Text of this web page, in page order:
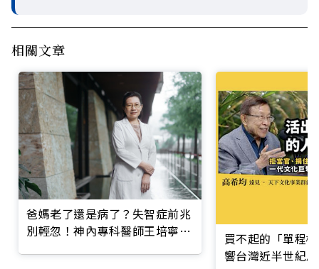
相關文章
爸媽老了還是病了？失智症前兆
別輕忽！神內專科醫師王培寧呼
買不起的「單程
響台灣近半世紀